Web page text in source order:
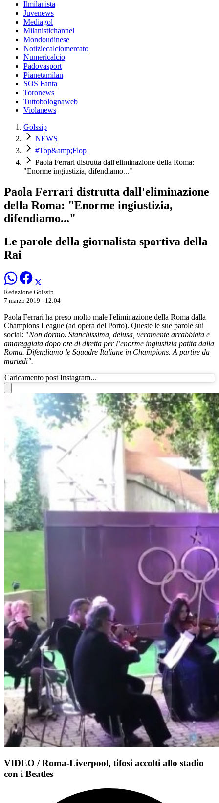
Ilmilanista
Juvenews
Mediagol
Milanistichannel
Mondoudinese
Notiziecalciomercato
Numericalcio
Padovasport
Pianetamilan
SOS Fanta
Toronews
Tuttobolognaweb
Violanews
Golssip
NEWS
#Top&amp;Flop
Paola Ferrari distrutta dall'eliminazione della Roma:
"Enorme ingiustizia, difendiamo..."
Paola Ferrari distrutta dall'eliminazione
della Roma: "Enorme ingiustizia,
difendiamo..."
Le parole della giornalista sportiva della
Rai
Redazione Golssip
7 marzo 2019 - 12:04
Paola Ferrari ha preso molto male l'eliminazione della Roma dalla
Champions League (ad opera del Porto). Queste le sue parole sui
social: "Non dormo. Stanchissima, delusa, veramente arrabbiata e
amareggiata dopo ore di diretta per l’enorme ingiustizia patita dalla
Roma. Difendiamo le Squadre Italiane in Champions. A partire da
martedì".
Caricamento post Instagram...
VIDEO / Roma-Liverpool, tifosi accolti allo stadio
con i Beatles